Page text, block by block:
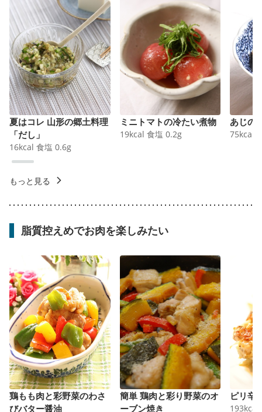
夏はコレ 山形の郷土料理
「だし」
16kcal 食塩 0.6g
ミニトマトの冷たい煮物
19kcal 食塩 0.2g
あじの
75kcal
もっと見る
脂質控えめでお肉を楽しみたい
鶏もも肉と彩野菜のわさ
びバター醤油
簡単 鶏肉と彩り野菜のオ
ーブン焼き
ピリ辛
193kcal